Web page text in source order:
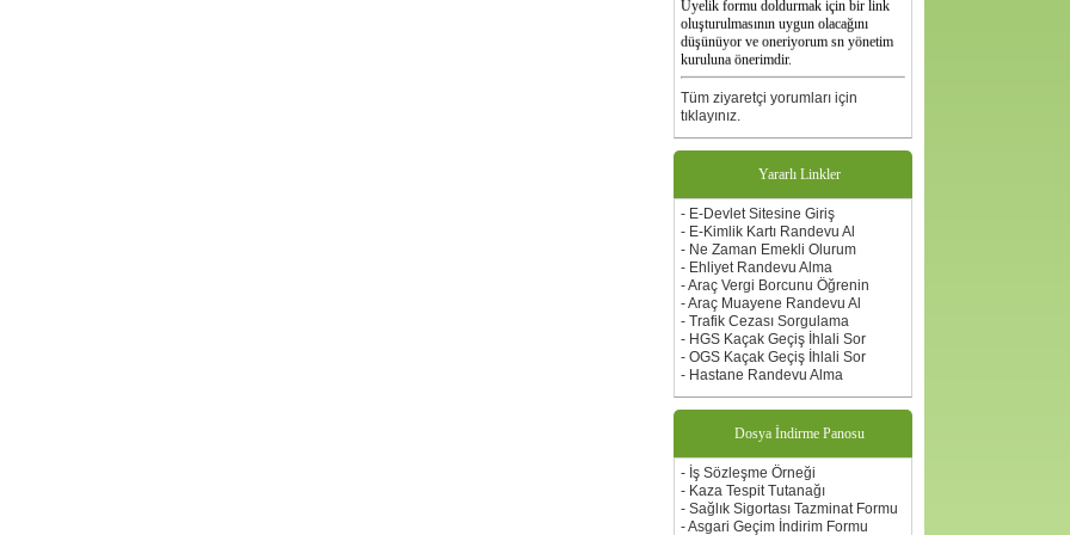
oluşturulmasının uygun olacağını
düşünüyor ve oneriyorum sn yönetim
kuruluna önerimdir.
Tüm ziyaretçi yorumları için
tıklayınız.
Yararlı Linkler
- E-Devlet Sitesine Giriş
- E-Kimlik Kartı Randevu Al
- Ne Zaman Emekli Olurum
- Ehliyet Randevu Alma
- Araç Vergi Borcunu Öğrenin
- Araç Muayene Randevu Al
- Trafik Cezası Sorgulama
- HGS Kaçak Geçiş İhlali Sor
- OGS Kaçak Geçiş İhlali Sor
- Hastane Randevu Alma
Dosya İndirme Panosu
- İş Sözleşme Örneği
- Kaza Tespit Tutanağı
- Sağlık Sigortası Tazminat Formu
- Asgari Geçim İndirim Formu